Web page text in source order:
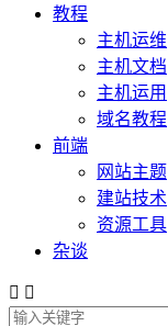
教程
主机运维
主机文档
主机运用
域名教程
前端
网站主题
建站技术
资源工具
杂谈
 